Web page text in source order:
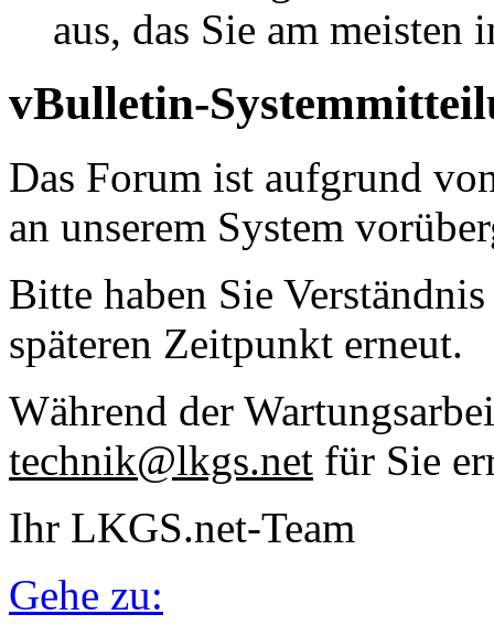
aus, das Sie am meisten
vBulletin-
Das Forum ist aufgrund
an unserem System
Bitte haben Sie
späteren Zeitpunkt erneut.
Während der
technik@lkgs.net für Sie
Ihr LKGS.net-Team
Gehe zu: